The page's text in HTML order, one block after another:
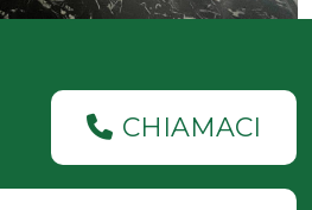
CHIAMACI